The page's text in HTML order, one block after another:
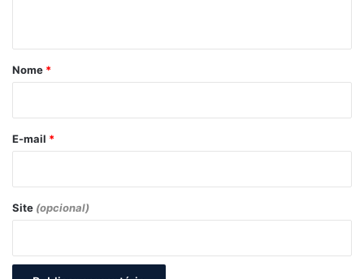
r
*
Nome *
E-mail *
Site (opcional)